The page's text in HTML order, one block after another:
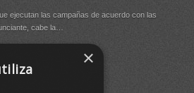
ejecutan las campañas de acuerdo con las
cabe la…
×